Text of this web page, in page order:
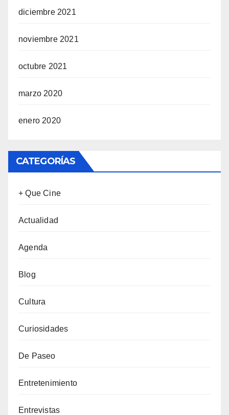
diciembre 2021
noviembre 2021
octubre 2021
marzo 2020
enero 2020
CATEGORÍAS
+ Que Cine
Actualidad
Agenda
Blog
Cultura
Curiosidades
De Paseo
Entretenimiento
Entrevistas